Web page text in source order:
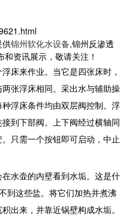
供锦州软化水设备,锦州反渗透
资讯展示，敬请关注！
床来作业。当它是四张床时，
张浮床相同。采出水与辅助操
浮床条件均由双层阀控制。浮
到下部阀。上下阀经过横轴同
只需一个按钮即可启动，中止
水壶的内壁看到水垢。这是什
到这些盐。将它们加热并煮沸
出来，并靠近锅壁构成水垢。